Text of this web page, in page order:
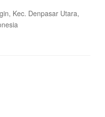
Kec. Denpasar Utara,